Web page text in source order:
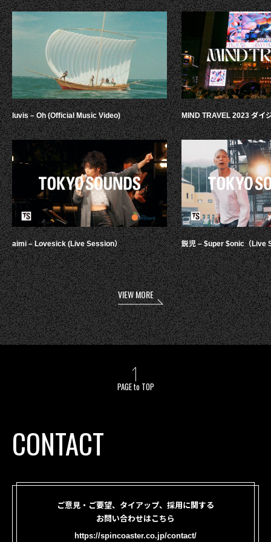
luvis – Oh (Official Music Video)
aimi – Lovesick (Live Session）
MIND TRAVEL 2023 ダイ
鋭児 – $uper $onic（Live
VIEW MORE
PAGE to TOP
CONTACT
ご意見・ご要望、タイアップ、採用に関する
お問い合わせはこちら
https://spincoaster.co.jp/contact/